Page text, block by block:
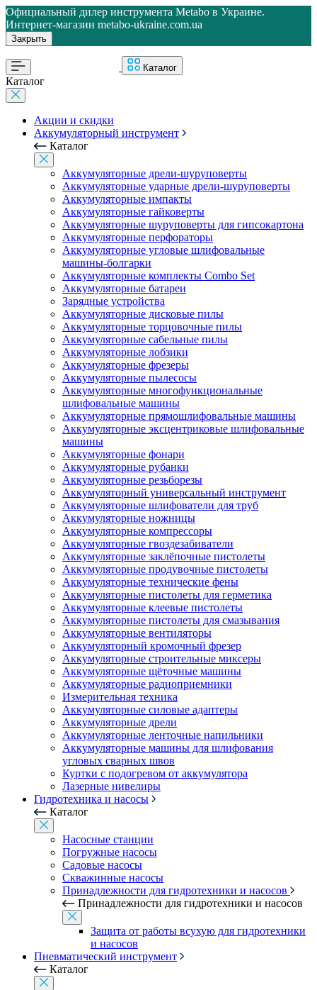
Официальный дилер инструмента Metabo в Украине.
Интернет-магазин metabo-ukraine.com.ua
Закрыть
Каталог
Каталог
Акции и скидки
Аккумуляторный инструмент
Каталог
Аккумуляторные дрели-шуруповерты
Аккумуляторные ударные дрели-шуруповерты
Аккумуляторные импакты
Аккумуляторные гайковерты
Аккумуляторные шуруповерты для гипсокартона
Аккумуляторные перфораторы
Аккумуляторные угловые шлифовальные
машины-болгарки
Аккумуляторные комплекты Combo Set
Аккумуляторные батареи
Зарядные устройства
Аккумуляторные дисковые пилы
Аккумуляторные торцовочные пилы
Аккумуляторные сабельные пилы
Аккумуляторные лобзики
Аккумуляторные фрезеры
Аккумуляторные пылесосы
Аккумуляторные многофункциональные
шлифовальные машины
Аккумуляторные прямошлифовальные машины
Аккумуляторные эксцентриковые шлифовальные
машины
Аккумуляторные фонари
Аккумуляторные рубанки
Аккумуляторные резьборезы
Аккумуляторный универсальный инструмент
Аккумуляторные шлифователи для труб
Аккумуляторные ножницы
Аккумуляторные компрессоры
Аккумуляторные гвоздезабиватели
Аккумуляторные заклёпочные пистолеты
Аккумуляторные продувочные пистолеты
Аккумуляторные технические фены
Аккумуляторные пистолеты для герметика
Аккумуляторные клеевые пистолеты
Аккумуляторные пистолеты для смазывания
Аккумуляторные вентиляторы
Аккумуляторный кромочный фрезер
Аккумуляторные строительные миксеры
Аккумуляторные щёточные машины
Аккумуляторные радиоприемники
Измерительная техника
Аккумуляторные силовые адаптеры
Аккумуляторные дрели
Аккумуляторные ленточные напильники
Аккумуляторные машины для шлифования
угловых сварных швов
Куртки с подогревом от аккумулятора
Лазерные нивелиры
Гидротехника и насосы
Каталог
Насосные станции
Погружные насосы
Садовые насосы
Скважинные насосы
Принадлежности для гидротехники и насосов
Принадлежности для гидротехники и насосов
Защита от работы всухую для гидротехники
и насосов
Пневматический инструмент
Каталог